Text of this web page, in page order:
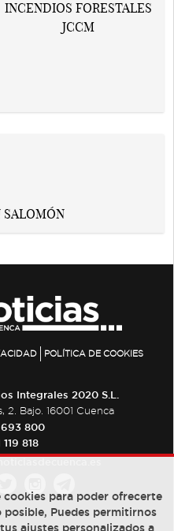
POLÍTICA DE COOKIES
Integrales 2020 S.L.
2. Bajo. 16001 Cuenca
800
119 818
para poder ofrecerte
Puedes permitirnos
ajustes personalizados a